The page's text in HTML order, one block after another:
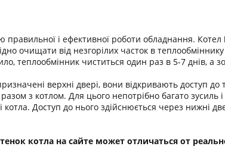
і ефективної роботи обладнання. Котел
очищати від незгорілих часток в
теплообмінник чиститься один раз в 5-7 днів, а
верхні двері, вони відкривають доступ
з котлом. Для цього непотрібно багато зусиль
Доступ до нього здійснюється через нижні
котла на сайте может отличаться от